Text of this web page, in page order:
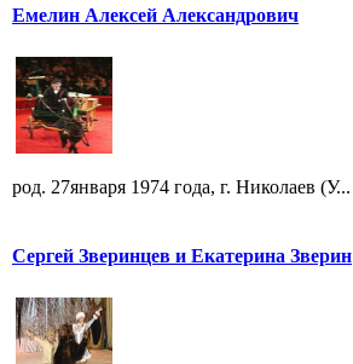
Емелин Алексей Александрович
род. 27января 1974 года, г. Николаев (У...
Сергей Зверинцев и Екатерина Зверин